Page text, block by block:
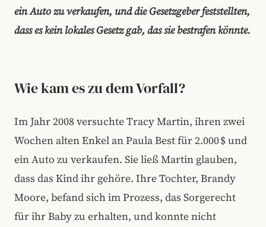
ein Auto zu verkaufen, und die Gesetzgeber feststellten,
dass es kein lokales Gesetz gab, das sie bestrafen könnte.
Wie kam es zu dem Vorfall?
Im Jahr 2008 versuchte Tracy Martin, ihren zwei
Wochen alten Enkel an Paula Best für 2.000 $ und
ein Auto zu verkaufen. Sie ließ Martin glauben,
dass das Kind ihr gehöre. Ihre Tochter, Brandy
Moore, befand sich im Prozess, das Sorgerecht
für ihr Baby zu erhalten, und konnte nicht